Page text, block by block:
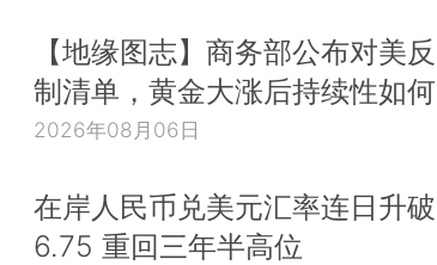
【地缘图志】商务部公布对美反
制清单，黄金大涨后持续性如何
2026年08月06日
在岸人民币兑美元汇率连日升破
6.75 重回三年半高位